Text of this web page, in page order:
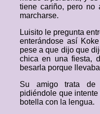
tiene cariño, pero no
marcharse.
Luisito le pregunta
enterándose así
pese a que dijo que
chica en una fiesta,
besarla porque
Su amigo trata de
pidiéndole que
botella con la lengua.